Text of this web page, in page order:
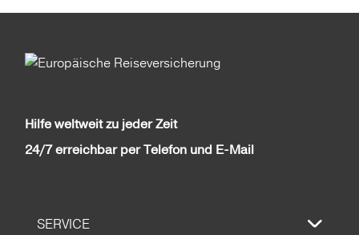
Hilfe weltweit zu jeder Zeit
24/7 erreichbar per Telefon und E-Mail
SERVICE